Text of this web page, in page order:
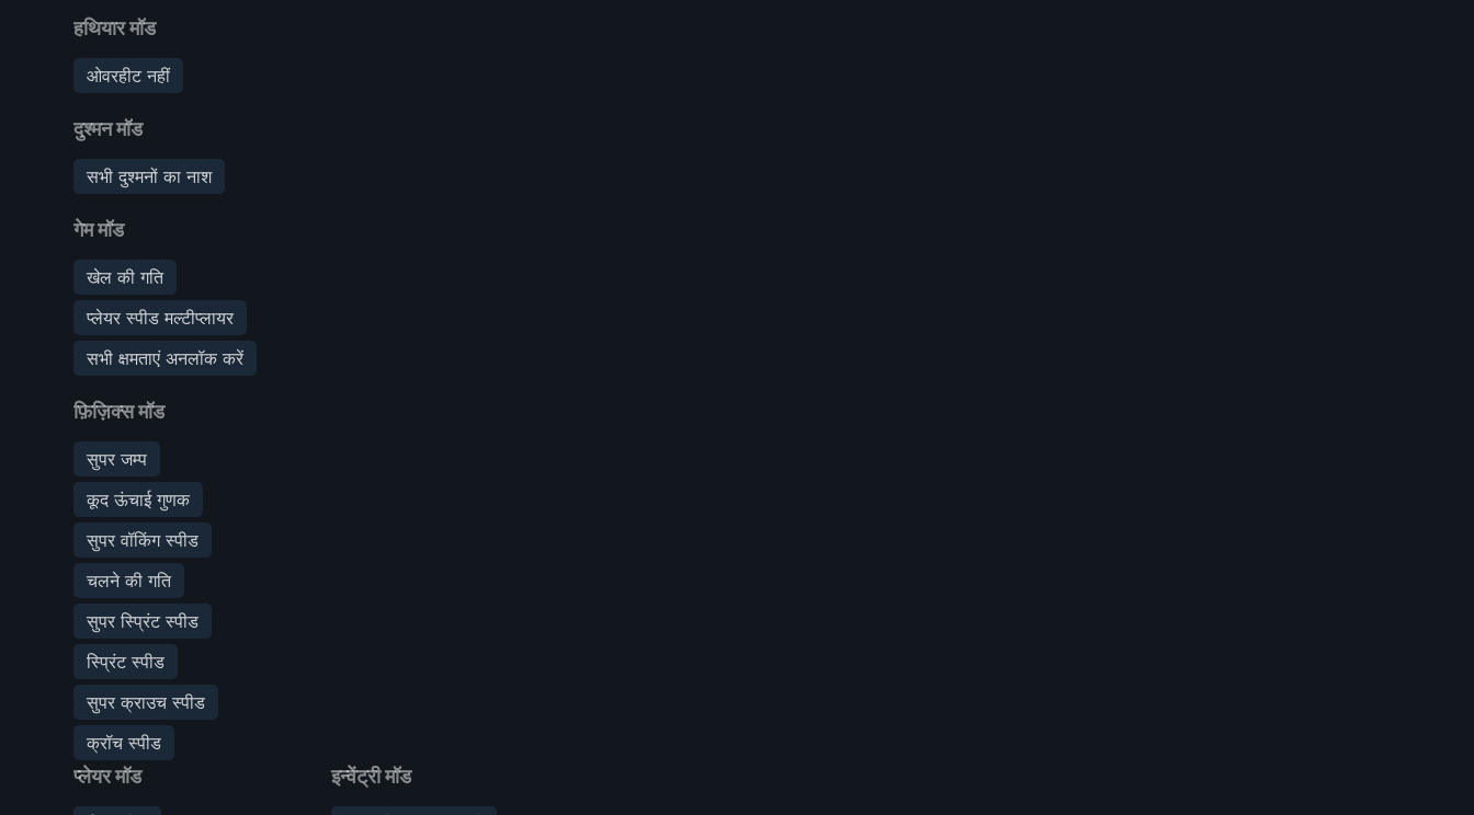
हथियार मॉड
ओवरहीट नहीं
दुश्मन मॉड
सभी दुश्मनों का नाश
गेम मॉड
खेल की गति
प्लेयर स्पीड मल्टीप्लायर
सभी क्षमताएं अनलॉक करें
फ़िज़िक्स मॉड
सुपर जम्प
कूद ऊंचाई गुणक
सुपर वॉकिंग स्पीड
चलने की गति
सुपर स्प्रिंट स्पीड
स्प्रिंट स्पीड
सुपर क्राउच स्पीड
क्रॉच स्पीड
प्लेयर मॉड इन्वेंट्री मॉड